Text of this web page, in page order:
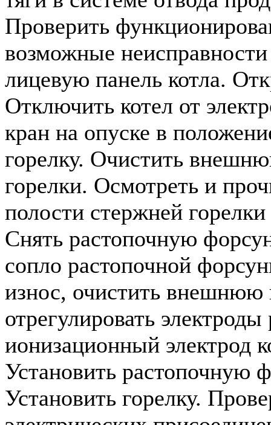
Проверить
возможные
лицевую панель котла.
Отключить котел от
кран на опуске в
горелку. Очистить
горелки. Осмотреть и
полости стержней
Снять растопочную
сопло растопочной
износ, очистить внешнюю
отрегулировать
ионизационный электрод
Установить растопочную
Установить горелку.